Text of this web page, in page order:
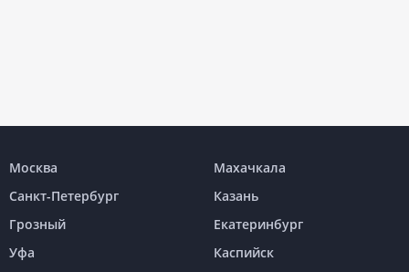
Москва
Махачкала
Санкт-Петербург
Казань
Грозный
Екатеринбург
Уфа
Каспийск